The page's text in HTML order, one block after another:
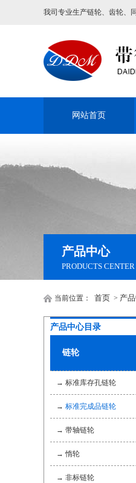
我司专业生产链轮、齿轮、
网站首页
产品中心
PRODUCTS CENTER
当前位置： 首页 > 产
产品中心目录
链轮
→ 标准库存孔链轮
→ 标准完成品链轮
→ 带轴链轮
→惰轮
→ 非标链轮